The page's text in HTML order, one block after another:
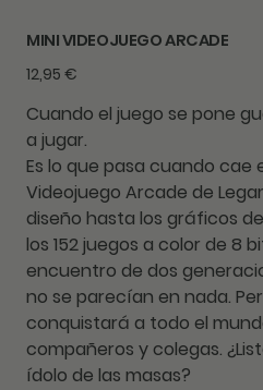
MINI VIDEOJUEGO ARCADE
Precio
12,95 €
Cuando el juego se pone
a jugar.
Es lo que pasa cuando cae
Videojuego Arcade de
diseño hasta los gráficos
los 152 juegos a color de 8
encuentro de dos
no se parecían en nada.
conquistará a todo el
compañeros y colegas.
ídolo de las masas?